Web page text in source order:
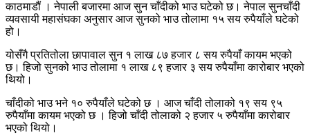
काठमाडौं । नेपाली बजारमा आज सुन चाँदीको भाउ घटेको छ। नेपाल सुनचाँदी
व्यवसायी महासंघका अनुसार आज सुनको भाउ तोलामा १५ सय रुपैयाँले घटेको
हो।
योसँगै प्रतितोला छापावाल सुन १ लाख ८७ हजार ८ सय रुपैयाँ कायम भएको
छ। हिजो सुनको भाउ तोलामा १ लाख ८९ हजार ३ सय रुपैयाँमा कारोबार भएको
थियो।
चाँदीको भाउ भने १० रुपैयाँले घटेको छ । आज चाँदी तोलाको १९ सय ९५
रुपैयाँमा कायम भएको छ । हिजो चाँदी तोलाको २ हजार ५ रुपैयाँमा कारोबार
भएको थियो।